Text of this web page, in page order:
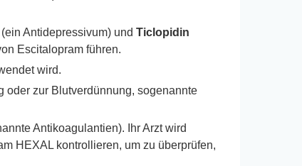
(ein Antidepressivum) und Ticlopidin
Escitalopram führen.
wird.
oder zur Blutverdünnung, sogenannte
Antikoagulantien). Ihr Arzt wird
HEXAL kontrollieren, um zu überprüfen,